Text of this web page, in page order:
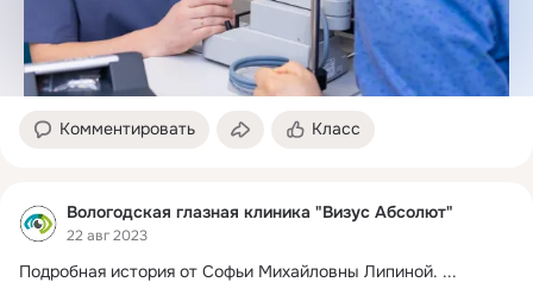
Комментировать Класс
Вологодская глазная клиника "Визус Абсолют"
22 авг 2023
Подробная история от Софьи Михайловны Липиной. ...